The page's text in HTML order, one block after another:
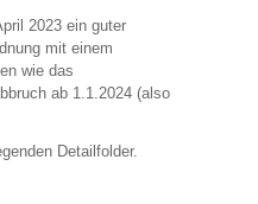
2023 ein guter
mit einem
wie das
ab 1.1.2024 (also
Detailfolder.